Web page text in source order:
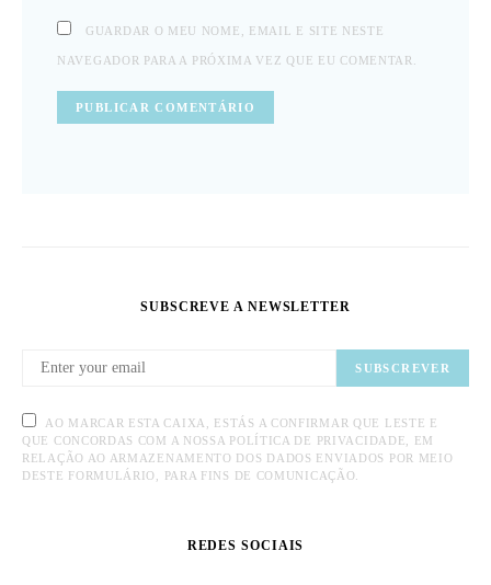
GUARDAR O MEU NOME, EMAIL E SITE NESTE
NAVEGADOR PARA A PRÓXIMA VEZ QUE EU COMENTAR.
SUBSCREVE A NEWSLETTER
SUBSCREVER
AO MARCAR ESTA CAIXA, ESTÁS A CONFIRMAR QUE LESTE E
QUE CONCORDAS COM A NOSSA POLÍTICA DE PRIVACIDADE, EM
RELAÇÃO AO ARMAZENAMENTO DOS DADOS ENVIADOS POR MEIO
DESTE FORMULÁRIO, PARA FINS DE COMUNICAÇÃO.
REDES SOCIAIS